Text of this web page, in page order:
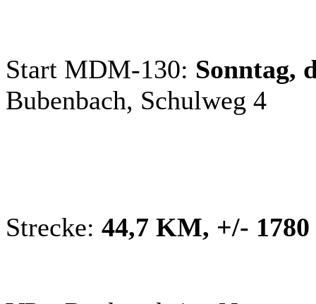
Start MDM-130: Sonntag,
Bubenbach, Schulweg 4
Strecke: 44,7 KM, +/-